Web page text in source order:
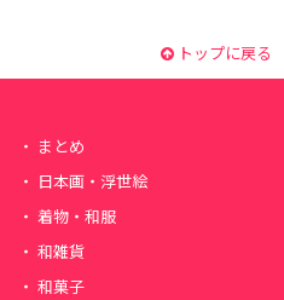
トップに戻る
まとめ
日本画・浮世絵
着物・和服
和雑貨
和菓子